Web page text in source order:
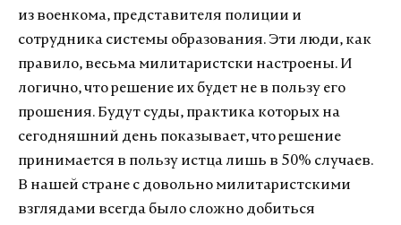
из военкома, представителя полиции и
сотрудника системы образования. Эти люди, как
правило, весьма милитаристски настроены. И
логично, что решение их будет не в пользу его
прошения. Будут суды, практика которых на
сегодняшний день показывает, что решение
принимается в пользу истца лишь в 50% случаев.
В нашей стране с довольно милитаристскими
взглядами всегда было сложно добиться